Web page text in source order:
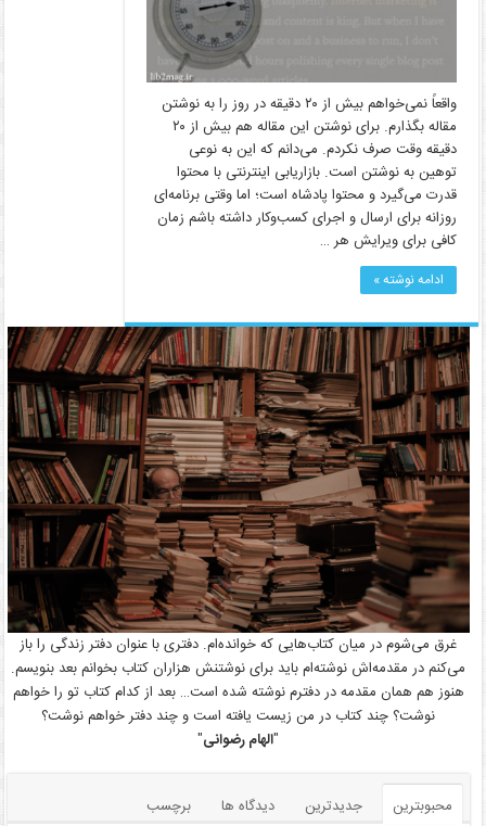
واقعاً نمی‌خواهم بیش از ۲۰ دقیقه در روز را به نوشتن
مقاله بگذارم. برای نوشتن این مقاله هم بیش از ۲۰
دقیقه وقت صرف نکردم. می‌دانم که این به نوعی
توهین به نوشتن است. بازاریابی اینترنتی با محتوا
قدرت می‌گیرد و محتوا پادشاه است؛ اما وقتی برنامه‌ای
روزانه برای ارسال و اجرای کسب‌وکار داشته باشم زمان
کافی برای ویرایش هر …
ادامه نوشته »
غرق می‌شوم در میان کتاب‌هایی که خوانده‌ام. دفتری با عنوان دفتر زندگی را باز
می‌کنم در مقدمه‌اش نوشته‌ام باید برای نوشتنش هزاران کتاب بخوانم بعد بنویسم.
هنوز هم همان مقدمه در دفترم نوشته شده است… بعد از کدام کتاب تو را خواهم
نوشت؟ چند کتاب در من زیست یافته است و چند دفتر خواهم نوشت؟
"الهام رضوانی"
محبوبترین جدیدترین دیدگاه ها
برچسب